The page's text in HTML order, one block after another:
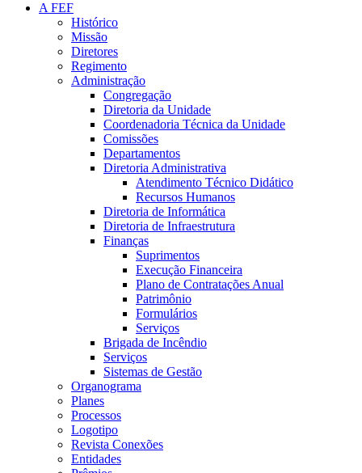
A FEF
Histórico
Missão
Diretores
Regimento
Administração
Congregação
Diretoria da Unidade
Coordenadoria Técnica da Unidade
Comissões
Departamentos
Diretoria Administrativa
Atendimento Técnico Didático
Recursos Humanos
Diretoria de Informática
Diretoria de Infraestrutura
Finanças
Suprimentos
Execução Financeira
Plano de Contratações Anual
Patrimônio
Formulários
Serviços
Brigada de Incêndio
Serviços
Sistemas de Gestão
Organograma
Planes
Processos
Logotipo
Revista Conexões
Entidades